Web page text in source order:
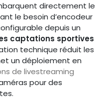
directement le
le besoin d’encodeur
depuis un
captations sportives
technique réduit les
un déploiement en
de livestreaming
pour des